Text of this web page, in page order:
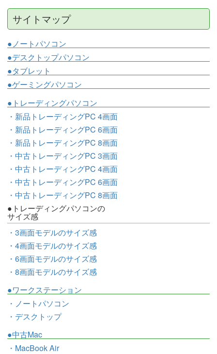
サイトマップ
●ノートパソコン
●デスクトップパソコン
●タブレット
●ゲーミングパソコン
●トレーディングパソコン
・新品トレーディングPC 4画面
・新品トレーディングPC 6画面
・新品トレーディングPC 8画面
・中古トレーディングPC 3画面
・中古トレーディングPC 4画面
・中古トレーディングPC 6画面
・中古トレーディングPC 8画面
●トレーディングパソコンの
サイズ感
・3画面モデルのサイズ感
・4画面モデルのサイズ感
・6画面モデルのサイズ感
・8画面モデルのサイズ感
●ワークステーション
・ノートパソコン
・デスクトップ
●中古Mac
・MacBook Air